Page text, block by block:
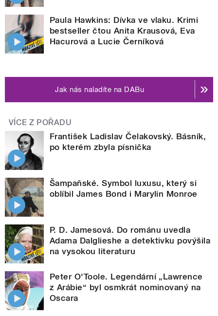
Paula Hawkins: Dívka ve vlaku. Krimi
bestseller čtou Anita Krausová, Eva
Hacurová a Lucie Černíková
Jak nás naladíte na DABu
VÍCE Z POŘADU
František Ladislav Čelakovský. Básník,
po kterém zbyla písnička
Šampaňské. Symbol luxusu, který si
oblíbil James Bond i Marylin Monroe
P. D. Jamesová. Do románu uvedla
Adama Dalglieshe a detektivku povýšila
na vysokou literaturu
Peter O'Toole. Legendární „Lawrence
z Arábie“ byl osmkrát nominovaný na
Oscara